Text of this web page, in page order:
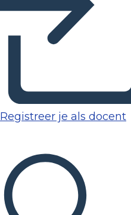
Registreer je als docent